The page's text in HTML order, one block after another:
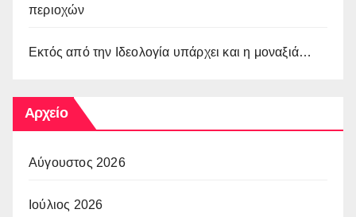
περιοχών
Εκτός από την Ιδεολογία υπάρχει και η μοναξιά…
Αρχείο
Αύγουστος 2026
Ιούλιος 2026